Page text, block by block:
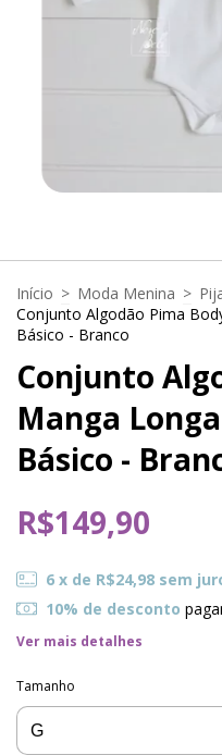
Início > Moda Menina >
Conjunto Algodão Pima
Básico - Branco
Conjunto
Manga
Básico -
R$149,90
6 x de R$24,98 sem
10% de desconto
Ver mais detalhes
Tamanho